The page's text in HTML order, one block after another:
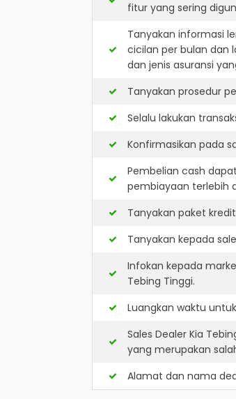
fitur yang sering
Tanyakan informasi
cicilan per bulan dan
dan jenis asuransi
Tanyakan prosedur
Selalu lakukan
Konfirmasikan pada
Pembelian cash
pembiayaan terlebih
Tanyakan paket
Tanyakan kepada
Infokan kepada
Tebing Tinggi.
Luangkan waktu
Sales Dealer Kia
yang merupakan
Alamat dan nama